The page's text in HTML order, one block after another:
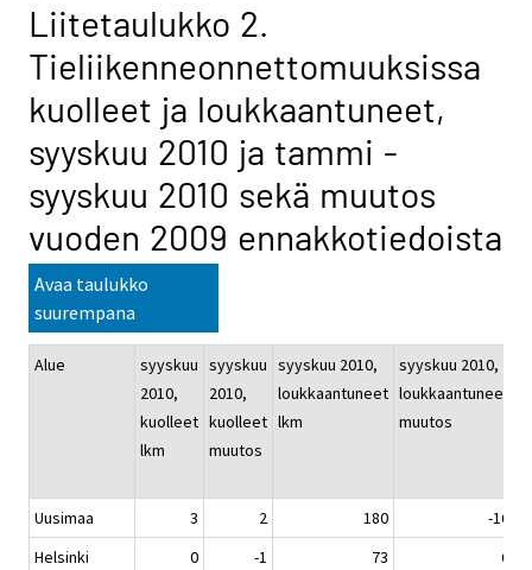
Liitetaulukko 2.
Tieliikenneonnettomuuksissa
kuolleet ja loukkaantuneet,
syyskuu 2010 ja tammi -
syyskuu 2010 sekä muutos
vuoden 2009 ennakkotiedoista
Avaa taulukko
suurempana
Alue
syyskuu
2010,
kuolleet
lkm
syyskuu
2010,
kuolleet
muutos
syyskuu 2010,
loukkaantuneet
lkm
syyskuu 2010,
loukkaantuneet
muutos
Uusimaa
3 2 180
-16
Helsinki
0 -1 73
6